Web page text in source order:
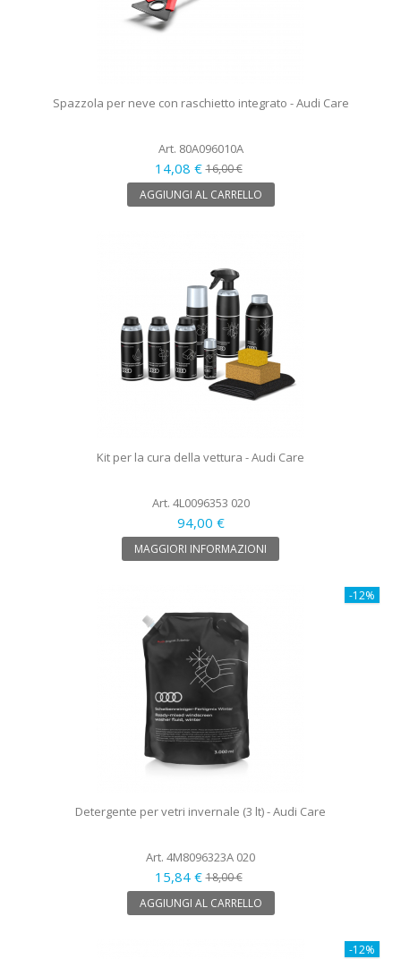
Spazzola per neve con raschietto integrato - Audi Care
Art. 80A096010A
14,08 €16,00 €
AGGIUNGI AL CARRELLO
Kit per la cura della vettura - Audi Care
Art. 4L0096353 020
94,00 €
MAGGIORI INFORMAZIONI
-12%
Detergente per vetri invernale (3 lt) - Audi Care
Art. 4M8096323A 020
15,84 €18,00 €
AGGIUNGI AL CARRELLO
-12%